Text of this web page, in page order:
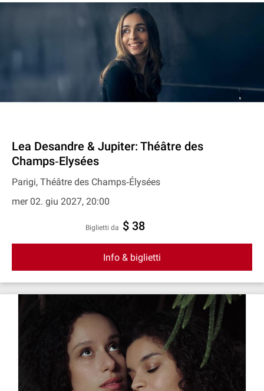
Lea Desandre & Jupiter: Théâtre des
Champs‐Elysées
Parigi, Théâtre des Champs‐Élysées
mer 02. giu 2027, 20:00
Biglietti da $ 38
Info & biglietti